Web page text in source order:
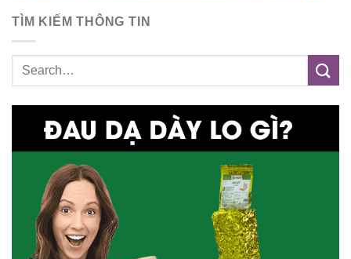
TÌM KIẾM THÔNG TIN